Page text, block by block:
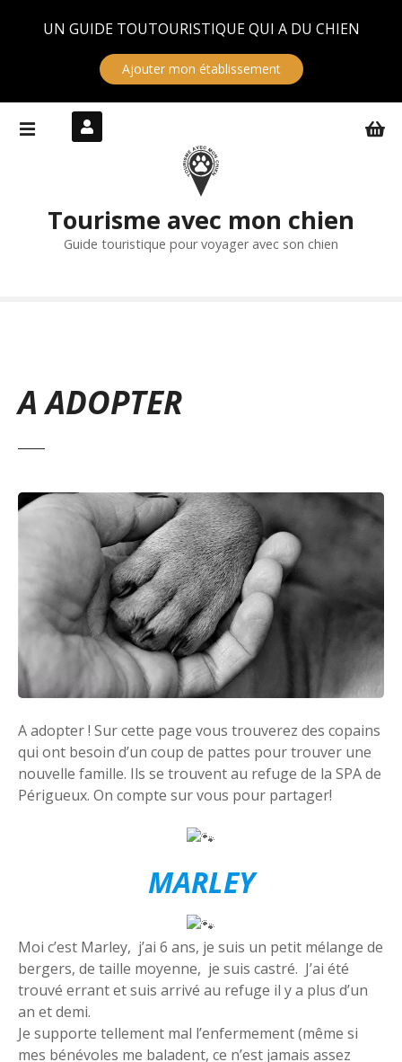
UN GUIDE TOUTOURISTIQUE QUI A DU CHIEN
Ajouter mon établissement
Tourisme avec mon chien
Guide touristique pour voyager avec son chien
A ADOPTER
A adopter ! Sur cette page vous trouverez des copains
qui ont besoin d’un coup de pattes pour trouver une
nouvelle famille. Ils se trouvent au refuge de la SPA de
Périgueux. On compte sur vous pour partager!
MARLEY
Moi c’est Marley, j’ai 6 ans, je suis un petit mélange de
bergers, de taille moyenne, je suis castré. J’ai été
trouvé errant et suis arrivé au refuge il y a plus d’un
an et demi.
Je supporte tellement mal l’enfermement (même si
mes bénévoles me baladent, ce n’est jamais assez